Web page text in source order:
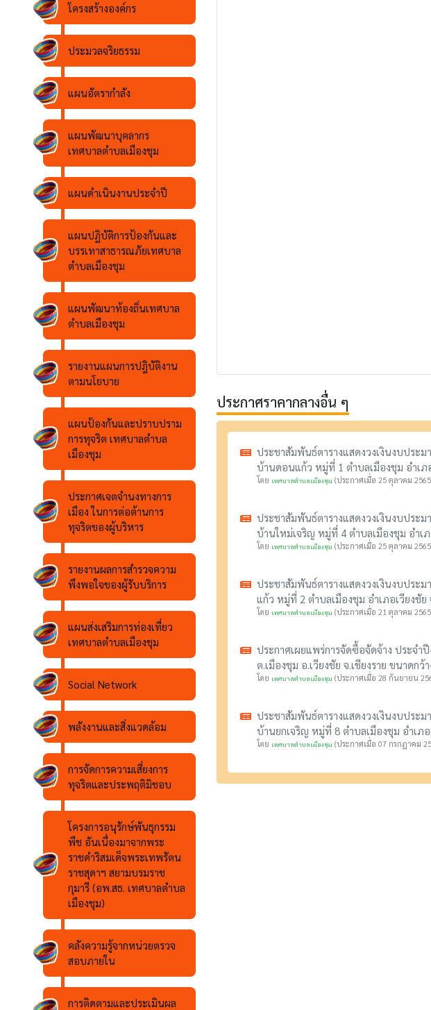
โครงสร้างองค์กร
ประมวลจริยธรรม
แผนอัตรากำลัง
แผนพัฒนาบุคลากร
เทศบาลตำบลเมืองชุม
แผนดำเนินงานประจำปี
แผนปฏิบัติการป้องกันและ
บรรเทาสาธารณภัยเทศบาล
ตำบลเมืองชุม
แผนพัฒนาท้องถิ่นเทศบาล
ตำบลเมืองชุม
รายงานแผนการปฎิบัติงาน
ตามนโยบาย
แผนป้องกันและปราบปราม
การทุจริต เทศบาลตำบล
เมืองชุม
ประกาศเจตจำนงทางการ
เมือง ในการต่อต้านการ
ทุจริตของผู้บริหาร
รายงานผลการสำรวจความ
พึงพอใจของผู้รับบริการ
แผนส่งเสริมการท่องเที่ยว
เทศบาลตำบลเมืองชุม
Social Network
พลังงานและสิ่งแวดล้อม
การจัดการความเสี่ยงการ
ทุจริตและประพฤติมิชอบ
โครงการอนุรักษ์พันธุกรรม
พืช อันเนื่องมาจากพระ
ราชดำริสมเด็จพระเทพรัตน
ราชสุดาฯ สยามบรมราช
กุมารี (อพ.สธ. เทศบาลตำบล
เมืองชุม)
คลังความรู้จากหน่วยตรวจ
สอบภายใน
การติดตามและประเมินผล
ประกาศราคากลางอื่น ๆ
ประชาสัมพันธ์ตารางแสดงวงเงินงบประม
บ้านดอนแก้ว หมู่ที่ 1 ตำบลเมืองชุม อำเภ
โดย เทศบาลตำบลเมืองชุม (ประกาศเมื่อ 25 ตุลาคม
ประชาสัมพันธ์ตารางแสดงวงเงินงบประม
บ้านใหม่เจริญ หมู่ที่ 4 ตำบลเมืองชุม อำเภ
โดย เทศบาลตำบลเมืองชุม (ประกาศเมื่อ 25 ตุลาคม
ประชาสัมพันธ์ตารางแสดงวงเงินงบประม
แก้ว หมู่ที่ 2 ตำบลเมืองชุม อำเภอเวียงชัย
โดย เทศบาลตำบลเมืองชุม (ประกาศเมื่อ 21 ตุลาคม
ประกาศเผยแพร่การจัดซื้อจัดจ้าง ประจ
ต.เมืองชุม อ.เวียงชัย จ.เชียงราย ขนาดกว้
โดย เทศบาลตำบลเมืองชุม (ประกาศเมื่อ 28 กันยายน
ประชาสัมพันธ์ตารางแสดงวงเงินงบประม
บ้านยกเจริญ หมู่ที่ 8 ตำบลเมืองชุม อำเภอ
โดย เทศบาลตำบลเมืองชุม (ประกาศเมื่อ 07 กรกฎาคม